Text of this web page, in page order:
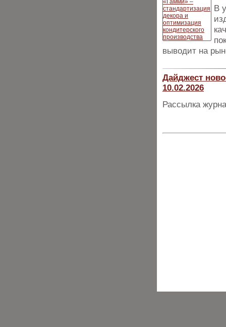
В
выводит на
Дайджест
10.02.2026
Рассылка